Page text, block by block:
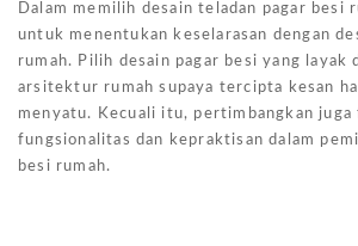
Dalam memilih desain teladan pagar besi
untuk menentukan keselarasan dengan
rumah. Pilih desain pagar besi yang layak
arsitektur rumah supaya tercipta kesan
menyatu. Kecuali itu, pertimbangkan
fungsionalitas dan kepraktisan dalam
besi rumah.